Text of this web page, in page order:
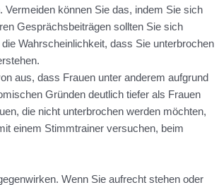
können Sie das, indem Sie sich
Gesprächsbeiträgen sollten Sie sich
Wahrscheinlichkeit, dass Sie unterbrochen
aus, dass Frauen unter anderem aufgrund
Gründen deutlich tiefer als Frauen
die nicht unterbrochen werden möchten,
einem Stimmtrainer versuchen, beim
Wenn Sie aufrecht stehen oder